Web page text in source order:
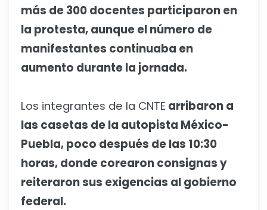
más de 300 docentes participaron en
la protesta, aunque el número de
manifestantes continuaba en
aumento durante la jornada.
Los integrantes de la CNTE arribaron a
las casetas de la autopista México-
Puebla, poco después de las 10:30
horas, donde corearon consignas y
reiteraron sus exigencias al gobierno
federal.